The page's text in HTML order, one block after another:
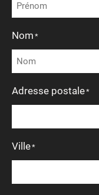
Nom *
Adresse postale*
Ville*